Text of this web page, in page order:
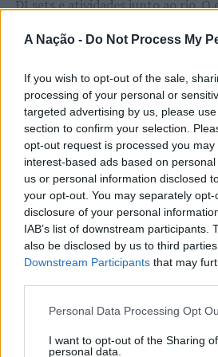
A Nação - Do Not Process My
If you wish to opt-out of the sale,
processing of your personal or
targeted advertising by us, please
section to confirm your selection.
opt-out request is processed you may
interest-based ads based on
us or personal information disclosed
your opt-out. You may separately
disclosure of your personal
IAB’s list of downstream participants.
also be disclosed by us to third
Downstream Participants that may
Personal Data Processing Opt
I want to opt-out of the Sharing
personal data.
Lisboa: Detido por posse de arma
DJ sets e atividades junto ao rio. O
etapas do Nortada Ocean Rides,
passa também por Sines, Peniche,
A iniciativa pretende aproximar a
de vento das comunidades
território através do mar e das
Nas palavras de Pedro Mota, De
Nortada Ocean Rides, este evento
da “nortada” como apoio, porque
kitesurf.
A presença da Nortada vai mais
competição. O que queremos é
movimento que promove o
visitantes e a comunidade local.
valorizando o património natural
CONTINUAR A
ATUALIDADE
Cinco projetos de
em iniciativa europeia
Publicado 1 dia atrás on 05/08/
Por Ígor Lopes
Vencedores serão anunciados no
Awards,” a 30 de outubro de